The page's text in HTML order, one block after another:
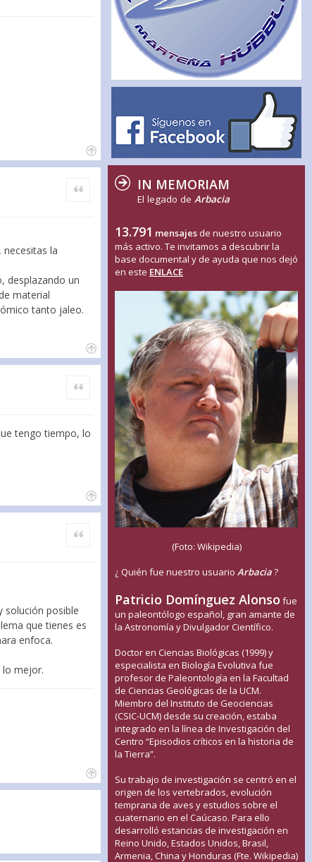
Citar
la
desplazando un
material
tanto jaleo.
Citar
tengo tiempo, lo
Citar
solución posible
que tienes es
enfoca.
lo mejor.
IN MEMORIAM
El legado de Arbacia
13.791 mensajes de nuestro usuario
más activo. Te invitamos a descubrir la
base documental y de ayuda que nos dejó
en este ENLACE
(Foto: Wikipedia)
¿ Quién fue nuestro usuario Arbacia?
Patricio Domínguez Alonso fue
un paleontólogo español, gran amante de
la Astronomía y Divulgador Científico.
Doctor en Ciencias Biológicas (1999) y
especialista en Biología Evolutiva fue
profesor de Paleontología en la Facultad
de Ciencias Geológicas de la UCM.
Miembro del Instituto de Geociencias
(CSIC-UCM) desde su creación, estaba
integrado en la línea de Investigación del
Centro “Episodios críticos en la historia de
la Tierra”.
Su trabajo de investigación se centró en el
origen de los vertebrados, evolución
temprana de aves y estudios sobre el
cuaternario en el Caúcaso. Para ello
desarrolló estancias de investigación en
Reino Unido, Estados Unidos, Brasil,
Armenia, China y Honduras (Fte. Wikipedia)